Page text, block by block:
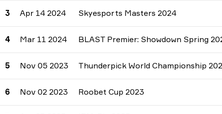
3 Apr 14 2024 Skyesports Masters 2024
4 Mar 11 2024 BLAST Premier: Showdown Spring
5 Nov 05 2023 Thunderpick World Championship
6 Nov 02 2023 Roobet Cup 2023